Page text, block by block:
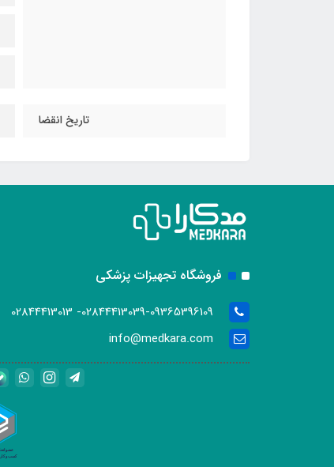
تاریخ انقضا
فروشگاه تجهیزات پزشکی
02844413039-09365396109- 02844413013
info@medkara.com